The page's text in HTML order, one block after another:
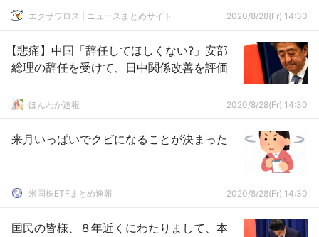
エクサワロス | ニュースまとめサイト 2020/8/28(Fr) 14:30
【悲痛】中国「辞任してほしくない?」安部
総理の辞任を受けて、日中関係改善を評価
ほんわか速報 2020/8/28(Fr) 14:30
来月いっぱいでクビになることが決まった
米国株ETFまとめ速報 2020/8/28(Fr) 14:30
国民の皆様、８年近くにわたりまして、本